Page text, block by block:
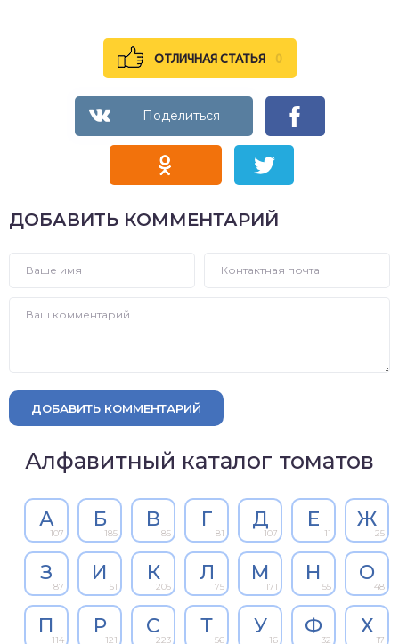
ОТЛИЧНАЯ СТАТЬЯ 0
ДОБАВИТЬ КОММЕНТАРИЙ
ДОБАВИТЬ КОММЕНТАРИЙ
Алфавитный каталог томатов
А
107
Б
185
В
85
Г
81
Д
107
Е
11
Ж
25
З
87
И
51
К
205
Л
75
М
171
Н
55
О
48
П
114
Р
121
С
223
Т
56
У
16
Ф
32
Х
17